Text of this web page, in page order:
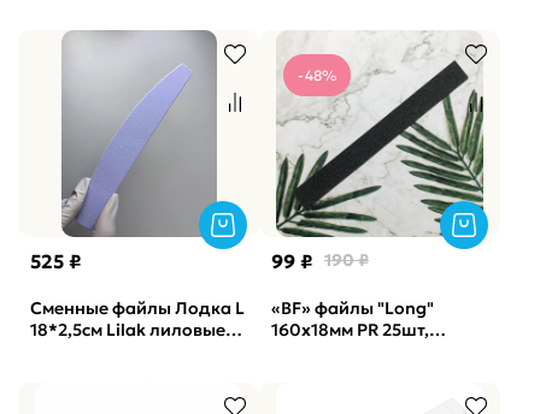
525 ₽
Сменные файлы Лодка L
18*2,5см Lilak лиловые
-48%
99 ₽ 190 ₽
«BF» файлы "Long"
160x18мм PR 25шт,